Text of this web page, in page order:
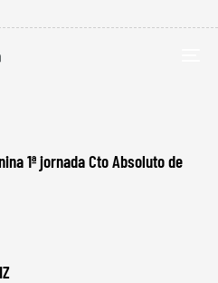
1ª jornada Cto Absoluto de